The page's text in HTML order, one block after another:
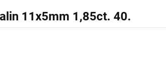
11x5mm 1,85ct. 40.